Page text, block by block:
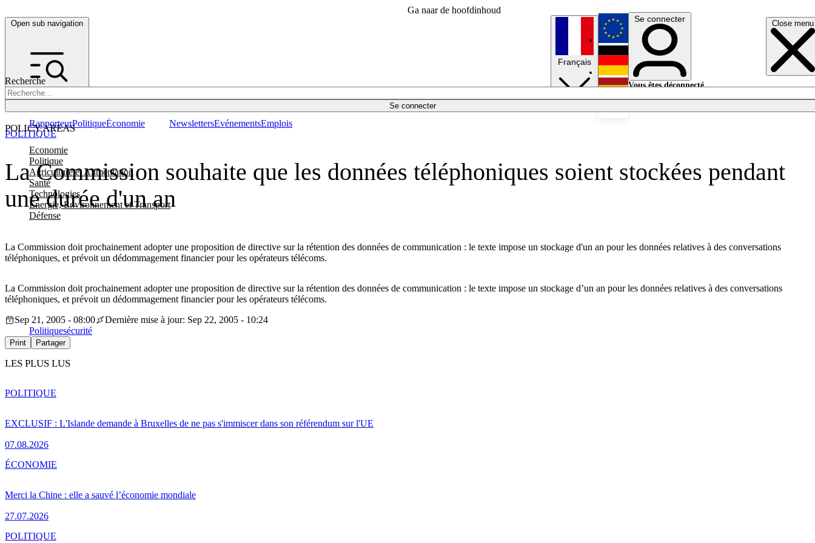
Ga naar de hoofdinhoud
Open sub navigation Close menu
Recherche
Se connecter
POLICY AREAS
Economie
Politique
Agriculture et Alimentation
Santé
Technologies
Energie, Environnement et Transport
Défense
RapporteurPolitiqueÉconomie NewslettersEvénementsEmplois
Français
English
Deutsch
Se connecter
Vous êtes déconnecté.
La Commission souhaite que les données téléphoniques soient stockées pendant
une durée d'un an
La Commission doit prochainement adopter une proposition de directive sur la rétention des données de communication : le texte impose un stockage d'un an pour les données relatives à des conversations
téléphoniques, et prévoit un dédommagement financier pour les opérateurs télécoms.
POLITIQUE
La Commission doit prochainement adopter une proposition de directive sur la rétention des données de communication : le texte impose un stockage d’un an pour les données relatives à des conversations
téléphoniques, et prévoit un dédommagement financier pour les opérateurs télécoms.
Sep 21, 2005 - 08:00
Dernière mise à jour: Sep 22, 2005 - 10:24
Politiquesécurité
Print Partager
LES PLUS LUS
EXCLUSIF : L'Islande demande à Bruxelles de ne pas s'immiscer dans son référendum sur l'UE
07.08.2026
POLITIQUE
Merci la Chine : elle a sauvé l’économie mondiale
27.07.2026
ÉCONOMIE
POLITIQUE